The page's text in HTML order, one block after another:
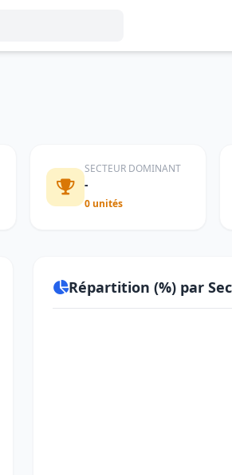
SECTEUR DOMINANT
-
0 unités
Répartition (%) par